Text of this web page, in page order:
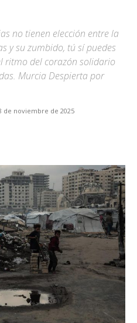
no tienen elección entre la
y su zumbido, tú sí puedes
ritmo del corazón solidario
Murcia Despierta por
de noviembre de 2025